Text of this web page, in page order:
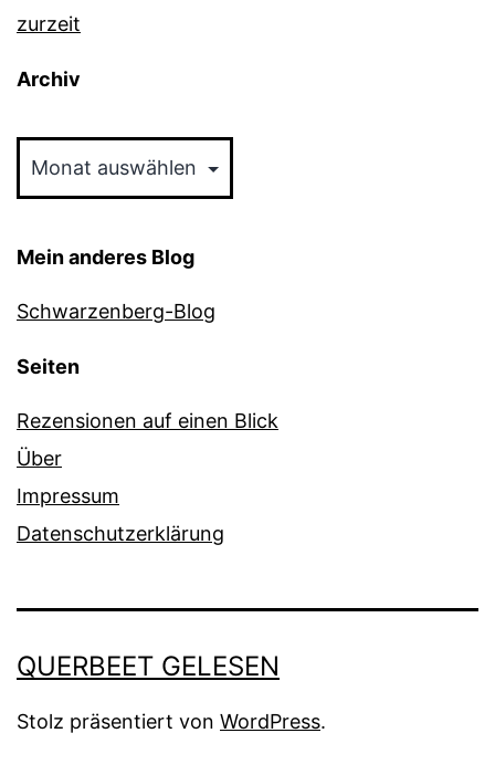
zurzeit
Archiv
Mein anderes Blog
Schwarzenberg-Blog
Seiten
Rezensionen auf einen Blick
Über
Impressum
Datenschutzerklärung
QUERBEET GELESEN
Stolz präsentiert von WordPress.